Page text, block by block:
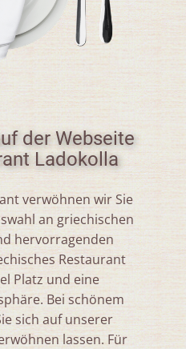
der Webseite
Ladokolla
verwöhnen wir Sie
an griechischen
hervorragenden
Restaurant
Platz und eine
Bei schönem
sich auf unserer
lassen. Für